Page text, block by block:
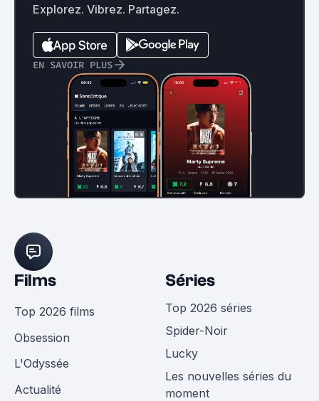
Explorez. Vibrez. Partagez.
EN SAVOIR PLUS
Films
Top 2026 films
Obsession
L'Odyssée
Actualité
Séries
Top 2026 séries
Spider-Noir
Lucky
Les nouvelles séries du
moment